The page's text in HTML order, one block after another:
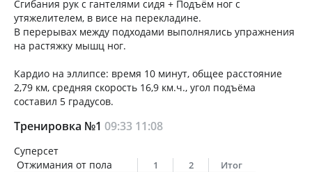
Сгибания рук с гантелями сидя + Подъём ног с
утяжелителем, в висе на перекладине.
В перерывах между подходами выполнялись упражнения
на растяжку мышц ног.
Кардио на эллипсе: время 10 минут, общее расстояние
2,79 км, средняя скорость 16,9 км.ч., угол подъёма
составил 5 градусов.
Тренировка №1 09:33 11:08
Суперсет
Отжимания от пола
1 2 Итог